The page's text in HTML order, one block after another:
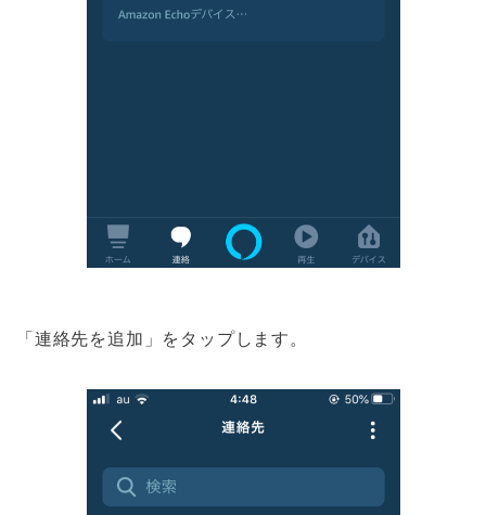
「連絡先を追加」をタップします。